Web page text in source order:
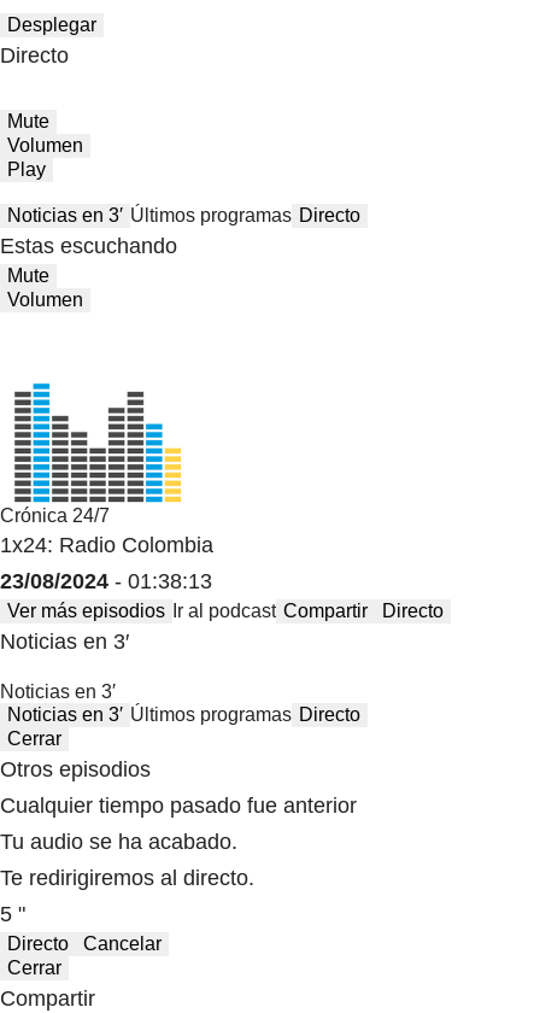
Desplegar
Directo
Mute
Volumen
Play
Noticias en 3′ Últimos programas Directo
Estas escuchando
Mute
Volumen
Crónica 24/7
1x24: Radio Colombia
23/08/2024 - 01:38:13
Ver más episodios Ir al podcast Compartir Directo
Noticias en 3′
Noticias en 3′
Noticias en 3′ Últimos programas Directo
Cerrar
Otros episodios
Cualquier tiempo pasado fue anterior
Tu audio se ha acabado.
Te redirigiremos al directo.
5 "
Directo
Cancelar
Cerrar
Compartir